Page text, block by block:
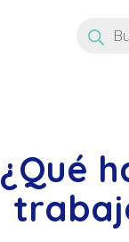
de
productos
¿Qué